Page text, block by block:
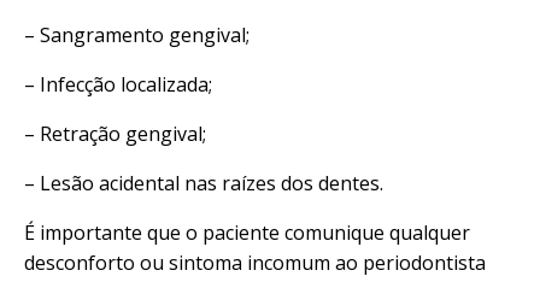
– Sangramento gengival;
– Infecção localizada;
– Retração gengival;
– Lesão acidental nas raízes dos dentes.
É importante que o paciente comunique qualquer
desconforto ou sintoma incomum ao periodontista